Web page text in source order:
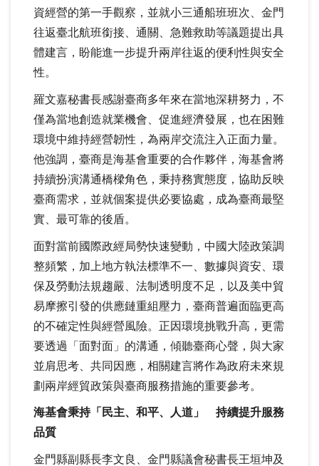
資經營的第一手觀察，並就小三通船班班次、金門
往返臺北航班銜接、通關、急難救助等議題提出具
體建言，盼能進一步提升兩岸往返的便利性與安全
性。
羅文嘉秘書長感謝臺商多年來在當地深耕努力，不
僅為當地創造就業機會、促進經濟發展，也在困難
環境中維持經營韌性，為兩岸交流注入正面力量。
他強調，臺商是海基會重要的合作夥伴，海基會將
持續扮演溝通橋樑角色，秉持務實態度，協助反映
臺商需求，並就個案提供必要協處，成為臺商最堅
實、最可靠的後盾。
面對當前國際政經局勢快速變動，中國大陸政策調
整頻繁，加上地方執法標準不一、數據與資安、環
保及勞動法規趨嚴、法制透明度不足，以及美中貿
易摩擦引發的供應鏈重組壓力，臺商普遍面臨更高
的不確定性與經營風險。正因環境挑戰升高，更需
要透過「面對面」的溝通，傾聽臺商心聲，與大家
並肩思考、共同因應，相關建言將作為政府未來規
劃兩岸經貿政策與臺商服務措施的重要參考。
海基會秉持「民主、和平、人道」 持續提升服務
品質
金門縣副縣長李文良、金門縣議會秘書長王垣坤及